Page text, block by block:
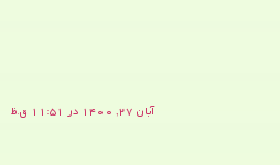
آبان ۲۷, ۱۴۰۰ در ۱۱:۵۱ ق.ظ